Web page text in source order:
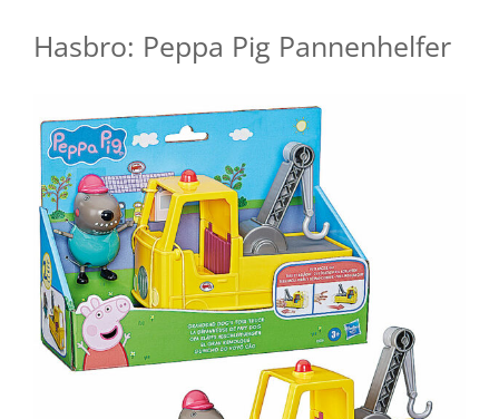
Hasbro: Peppa Pig Pannenhelfer